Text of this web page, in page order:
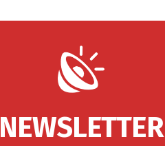
NEWSLETTER